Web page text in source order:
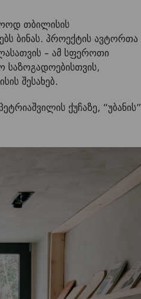
თბილისის
ბინას. პროექტის ავტორთა
– ამ სფეროთი
საზოგადოებისთვის,
შესახებ.
ქუჩაზე, “უბანის”